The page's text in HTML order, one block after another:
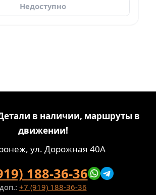
Недоступно
в наличии, маршруты в
движении!
ул. Дорожная 40А
188-36-36
доп.: +7 (919) 188-36-36